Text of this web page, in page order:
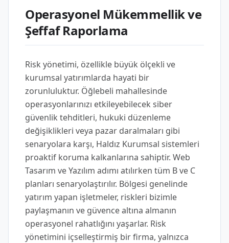
Operasyonel Mükemmellik ve
Şeffaf Raporlama
Risk yönetimi, özellikle büyük ölçekli ve
kurumsal yatırımlarda hayati bir
zorunluluktur. Öğlebeli mahallesinde
operasyonlarınızı etkileyebilecek siber
güvenlik tehditleri, hukuki düzenleme
değişiklikleri veya pazar daralmaları gibi
senaryolara karşı, Haldız Kurumsal sistemleri
proaktif koruma kalkanlarına sahiptir. Web
Tasarım ve Yazılım adımı atılırken tüm B ve C
planları senaryolaştırılır. Bölgesi genelinde
yatırım yapan işletmeler, riskleri bizimle
paylaşmanın ve güvence altına almanın
operasyonel rahatlığını yaşarlar. Risk
yönetimini içselleştirmiş bir firma, yalnızca